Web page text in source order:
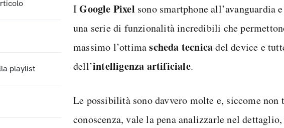
IGoogle Pixel sono smartphone all’avanguardia
una serie di funzionalità incredibili che
massimo l’ottimascheda tecnicadel device e
dell’intelligenza artificiale.
Le possibilità sono davvero molte e, siccome non
conoscenza, vale la pena analizzarle nel